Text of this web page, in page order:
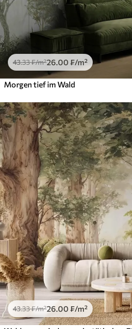
43.33₣/m²26.00 ₣/m²
Morgen tief im Wald
43.33₣/m²26.00 ₣/m²